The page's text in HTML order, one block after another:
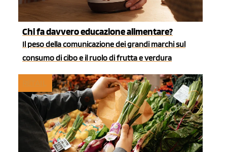
Chi fa davvero educazione alimentare?
Il peso della comunicazione dei grandi marchi sul
consumo di cibo e il ruolo di frutta e verdura